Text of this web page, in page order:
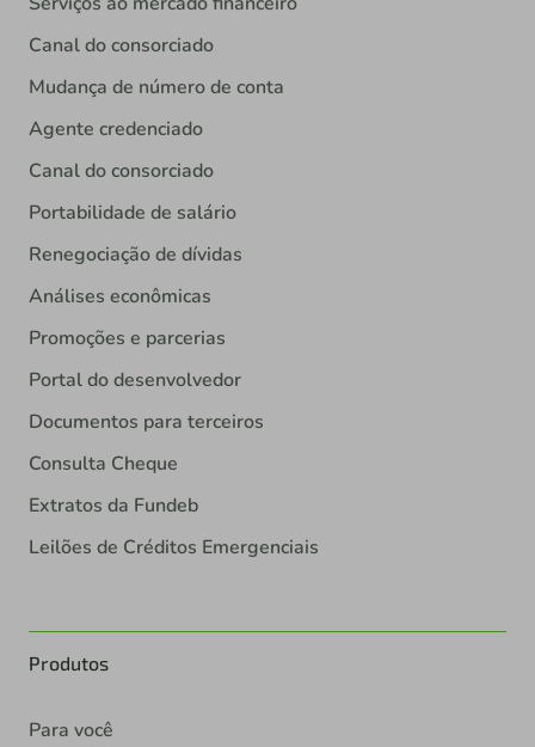
Canal do consorciado
Mudança de número de conta
Agente credenciado
Canal do consorciado
Portabilidade de salário
Renegociação de dívidas
Análises econômicas
Promoções e parcerias
Portal do desenvolvedor
Documentos para terceiros
Consulta Cheque
Extratos da Fundeb
Leilões de Créditos Emergenciais
Produtos
Para você